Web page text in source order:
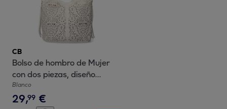
CB
Bolso de hombro de Mujer
con dos piezas, diseño
moderno con detalles en los
laterales
Blanco
29,99 €